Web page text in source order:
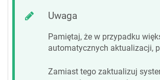
Uwaga
Pamiętaj, że w przypadku
automatycznych aktualizacji,
Zamiast tego zaktualizuj